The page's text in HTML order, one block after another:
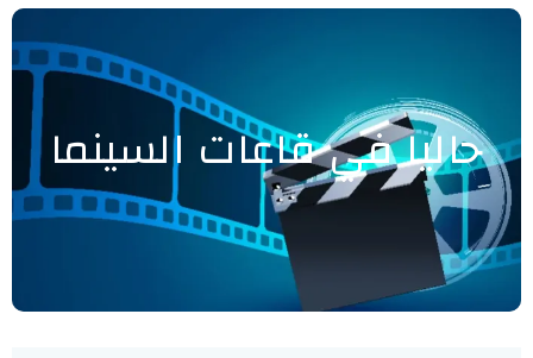
حاليا في قاعات السينما